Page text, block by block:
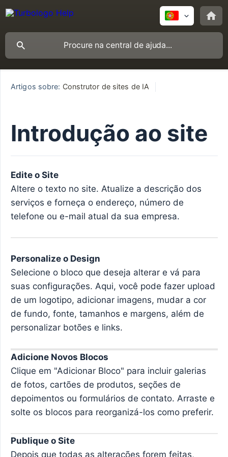
Artigos sobre: Construtor de sites de IA
Introdução ao site
Edite o Site
Altere o texto no site. Atualize a descrição dos
serviços e forneça o endereço, número de
telefone ou e-mail atual da sua empresa.
Personalize o Design
Selecione o bloco que deseja alterar e vá para
suas configurações. Aqui, você pode fazer upload
de um logotipo, adicionar imagens, mudar a cor
de fundo, fonte, tamanhos e margens, além de
personalizar botões e links.
Adicione Novos Blocos
Clique em "Adicionar Bloco" para incluir galerias
de fotos, cartões de produtos, seções de
depoimentos ou formulários de contato. Arraste e
solte os blocos para reorganizá-los como preferir.
Publique o Site
Depois que todas as alterações forem feitas,